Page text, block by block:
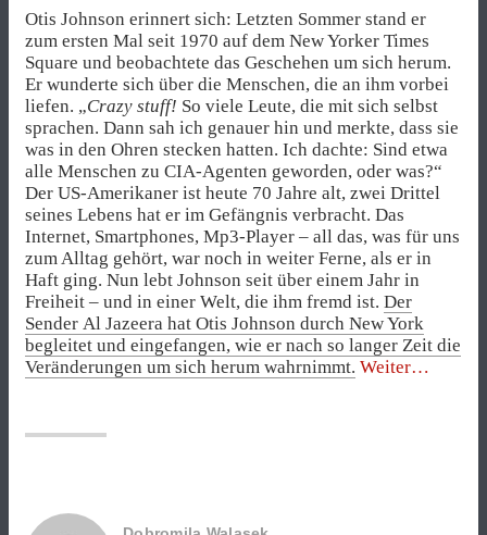
Otis Johnson erinnert sich: Letzten Sommer stand er
zum ersten Mal seit 1970 auf dem New Yorker Times
Square und beobachtete das Geschehen um sich herum.
Er wunderte sich über die Menschen, die an ihm vorbei
liefen. „Crazy stuff! So viele Leute, die mit sich selbst
sprachen. Dann sah ich genauer hin und merkte, dass sie
was in den Ohren stecken hatten. Ich dachte: Sind etwa
alle Menschen zu CIA-Agenten geworden, oder was?“
Der US-Amerikaner ist heute 70 Jahre alt, zwei Drittel
seines Lebens hat er im Gefängnis verbracht. Das
Internet, Smartphones, Mp3-Player – all das, was für uns
zum Alltag gehört, war noch in weiter Ferne, als er in
Haft ging. Nun lebt Johnson seit über einem Jahr in
Freiheit – und in einer Welt, die ihm fremd ist. Der
Sender Al Jazeera hat Otis Johnson durch New York
begleitet und eingefangen, wie er nach so langer Zeit die
Veränderungen um sich herum wahrnimmt. Weiter„Das